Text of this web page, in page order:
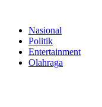
contentNasional
Politik
Entertainment
Olahraga